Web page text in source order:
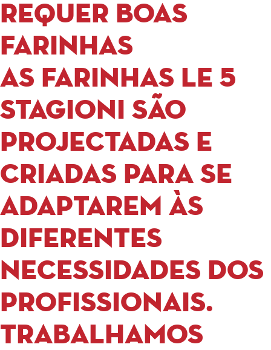
REQUER BOAS
FARINHAS
As farinhas Le 5
Stagioni são
projectadas e
criadas para se
adaptarem às
diferentes
necessidades dos
profissionais.
Trabalhamos